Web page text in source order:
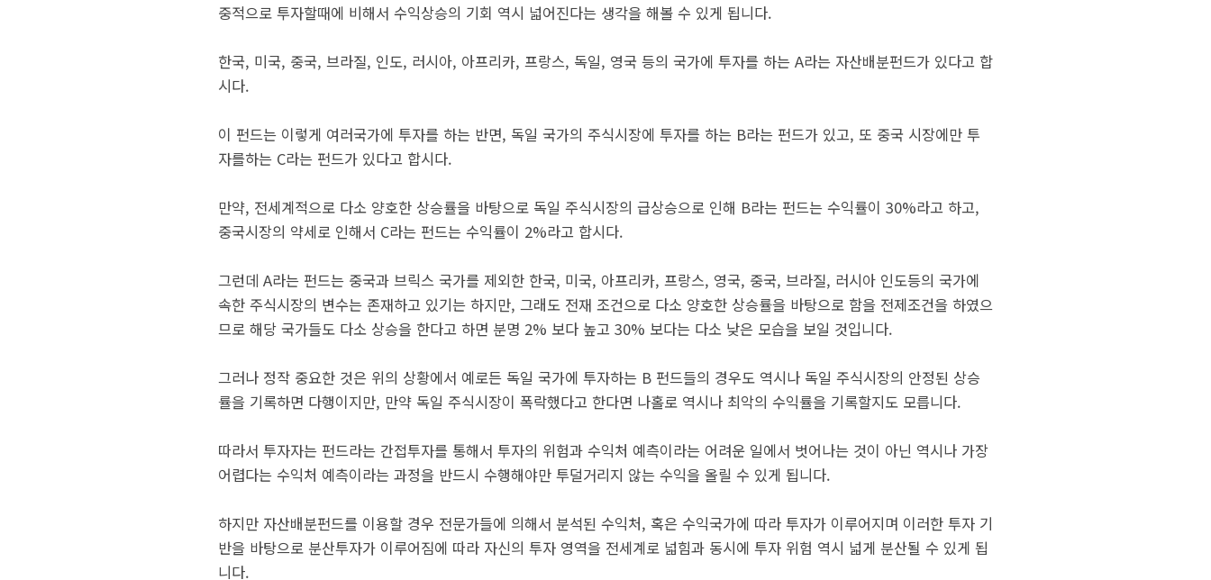
중적으로 투자할때에 비해서 수익상승의 기회 역시 넓어진다는 생각을 해볼 수 있게 됩니다.
한국, 미국, 중국, 브라질, 인도, 러시아, 아프리카, 프랑스, 독일, 영국 등의 국가에 투자를 하는 A라는 자산배분펀드가 있다고 합
시다.
이 펀드는 이렇게 여러국가에 투자를 하는 반면, 독일 국가의 주식시장에 투자를 하는 B라는 펀드가 있고, 또 중국 시장에만 투
자를하는 C라는 펀드가 있다고 합시다.
만약, 전세계적으로 다소 양호한 상승률을 바탕으로 독일 주식시장의 급상승으로 인해 B라는 펀드는 수익률이 30%라고 하고,
중국시장의 약세로 인해서 C라는 펀드는 수익률이 2%라고 합시다.
그런데 A라는 펀드는 중국과 브릭스 국가를 제외한 한국, 미국, 아프리카, 프랑스, 영국, 중국, 브라질, 러시아 인도등의 국가에
속한 주식시장의 변수는 존재하고 있기는 하지만, 그래도 전재 조건으로 다소 양호한 상승률을 바탕으로 함을 전제조건을 하였으
므로 해당 국가들도 다소 상승을 한다고 하면 분명 2% 보다 높고 30% 보다는 다소 낮은 모습을 보일 것입니다.
그러나 정작 중요한 것은 위의 상황에서 예로든 독일 국가에 투자하는 B 펀드들의 경우도 역시나 독일 주식시장의 안정된 상승
률을 기록하면 다행이지만, 만약 독일 주식시장이 폭락했다고 한다면 나홀로 역시나 최악의 수익률을 기록할지도 모릅니다.
따라서 투자자는 펀드라는 간접투자를 통해서 투자의 위험과 수익처 예측이라는 어려운 일에서 벗어나는 것이 아닌 역시나 가장
어렵다는 수익처 예측이라는 과정을 반드시 수행해야만 투덜거리지 않는 수익을 올릴 수 있게 됩니다.
하지만 자산배분펀드를 이용할 경우 전문가들에 의해서 분석된 수익처, 혹은 수익국가에 따라 투자가 이루어지며 이러한 투자 기
반을 바탕으로 분산투자가 이루어짐에 따라 자신의 투자 영역을 전세계로 넓힘과 동시에 투자 위험 역시 넓게 분산될 수 있게 됩
니다.